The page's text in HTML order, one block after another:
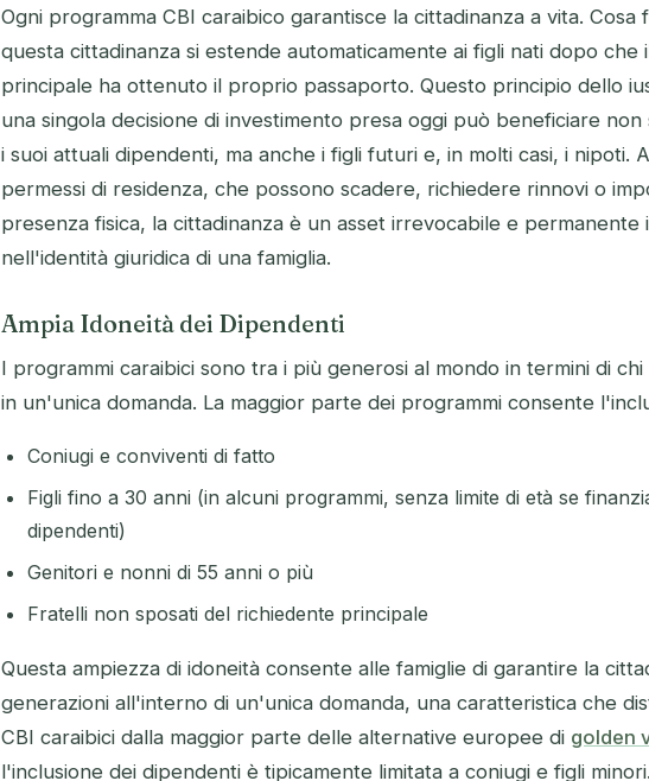
Ogni programma CBI caraibico garantisce la cittadinanza a vita. Cosa
questa cittadinanza si estende automaticamente ai figli nati dopo che
principale ha ottenuto il proprio passaporto. Questo principio dello
una singola decisione di investimento presa oggi può beneficiare
i suoi attuali dipendenti, ma anche i figli futuri e, in molti casi, i nipoti.
permessi di residenza, che possono scadere, richiedere rinnovi o
presenza fisica, la cittadinanza è un asset irrevocabile e
nell'identità giuridica di una famiglia.
Ampia Idoneità dei Dipendenti
I programmi caraibici sono tra i più generosi al mondo in termini di
in un'unica domanda. La maggior parte dei programmi consente
Coniugi e conviventi di fatto
Figli fino a 30 anni (in alcuni programmi, senza limite di età se
dipendenti)
Genitori e nonni di 55 anni o più
Fratelli non sposati del richiedente principale
Questa ampiezza di idoneità consente alle famiglie di garantire la
generazioni all'interno di un'unica domanda, una caratteristica che
CBI caraibici dalla maggior parte delle alternative europee di golden
l'inclusione dei dipendenti è tipicamente limitata a coniugi e figli minori.